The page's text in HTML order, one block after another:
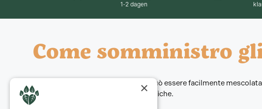
1-2 dagen
Come somministro
La maggior parte degli integratori può essere facilmente
pagina prodotto per istruzioni specifiche.
×